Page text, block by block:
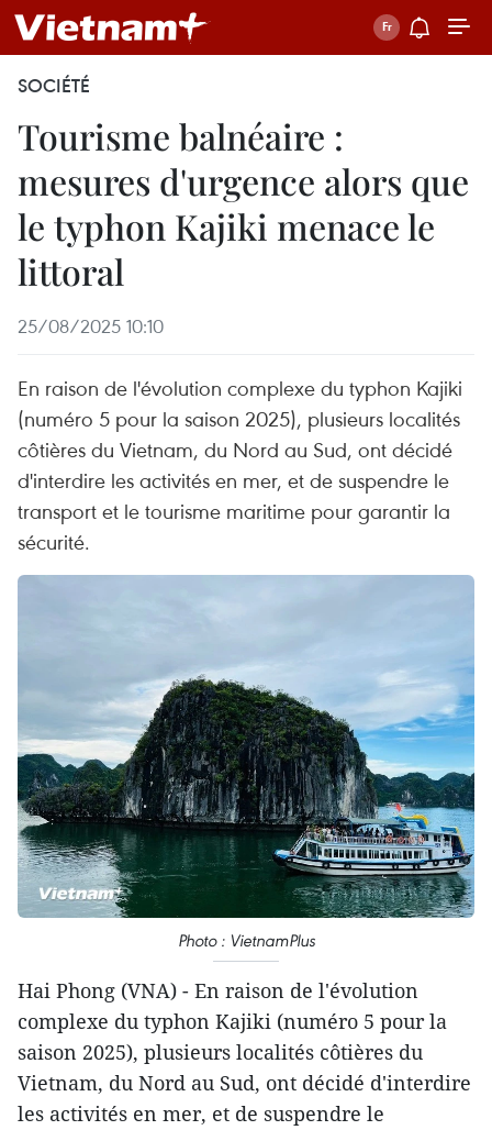
SOCIÉTÉ
Tourisme balnéaire :
mesures d'urgence alors que
le typhon Kajiki menace le
littoral
25/08/2025 10:10
En raison de l'évolution complexe du typhon Kajiki
(numéro 5 pour la saison 2025), plusieurs localités
côtières du Vietnam, du Nord au Sud, ont décidé
d'interdire les activités en mer, et de suspendre le
transport et le tourisme maritime pour garantir la
sécurité.
Photo : VietnamPlus
Hai Phong (VNA) - En raison de l'évolution
complexe du typhon Kajiki (numéro 5 pour la
saison 2025), plusieurs localités côtières du
Vietnam, du Nord au Sud, ont décidé d'interdire
les activités en mer, et de suspendre le